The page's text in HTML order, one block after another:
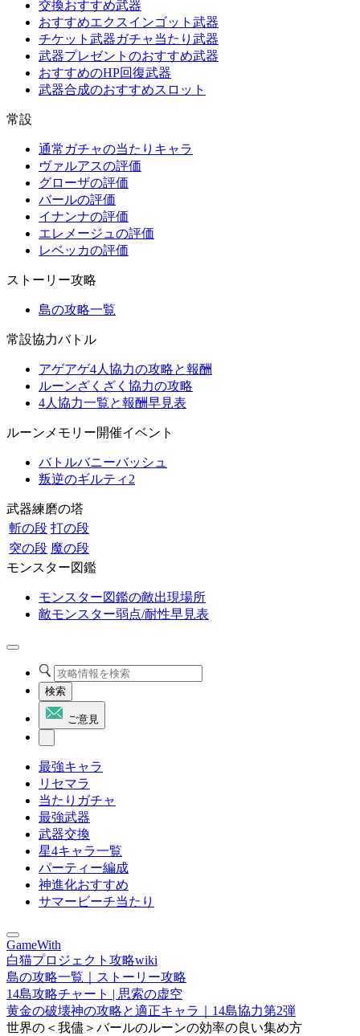
交換おすすめ武器
おすすめエクスインゴット武器
チケット武器ガチャ当たり武器
武器プレゼントのおすすめ武器
おすすめのHP回復武器
武器合成のおすすめスロット
常設
通常ガチャの当たりキャラ
ヴァルアスの評価
グローザの評価
バールの評価
イナンナの評価
エレメージュの評価
レベッカの評価
ストーリー攻略
島の攻略一覧
常設協力バトル
アゲアゲ4人協力の攻略と報酬
ルーンざくざく協力の攻略
4人協力一覧と報酬早見表
ルーンメモリー開催イベント
バトルバニーバッシュ
叛逆のギルティ2
武器練磨の塔
斬の段 打の段
突の段 魔の段
モンスター図鑑
モンスター図鑑の敵出現場所
敵モンスター弱点/耐性早見表
検索
ご意見
最強キャラ
リセマラ
当たりガチャ
最強武器
武器交換
星4キャラ一覧
パーティー編成
神進化おすすめ
サマービーチ当たり
GameWith
白猫プロジェクト攻略wiki
島の攻略一覧｜ストーリー攻略
14島攻略チャート | 思索の虚空
黄金の破壊神の攻略と適正キャラ｜14島協力第2弾
世界の＜我儘＞バールのルーンの効率の良い集め方